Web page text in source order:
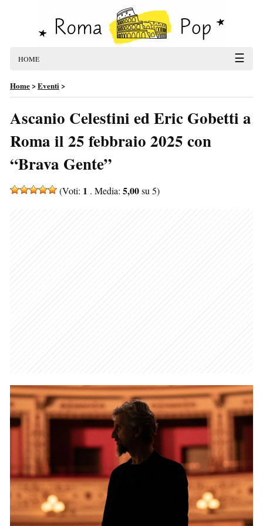
HOME ☰
Home>Eventi>
Ascanio Celestini ed Eric Gobetti a
Roma il 25 febbraio 2025 con
“Brava Gente”
(Voti: 1 . Media: 5,00su 5)